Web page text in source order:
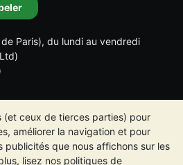
(et ceux de tierces parties) pour
améliorer la navigation et pour
publicités que nous affichons sur les
lisez nos politiques de
Paris), du lundi au vendredi